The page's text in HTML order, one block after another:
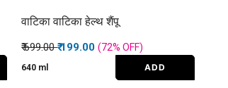
वाटिका वाटिका हेल्थ शैंपू
Price reduced from
₹ 699.00to
₹ 199.00(72%OFF)
640 ml ADD